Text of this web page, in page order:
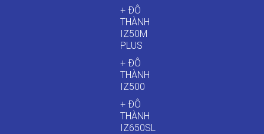
+ ĐÔ
THÀNH
IZ50M
PLUS
+ ĐÔ
THÀNH
IZ500
+ ĐÔ
THÀNH
IZ650SL